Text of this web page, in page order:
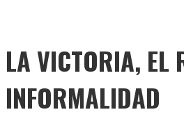
LA VICTORIA, EL
INFORMALIDAD